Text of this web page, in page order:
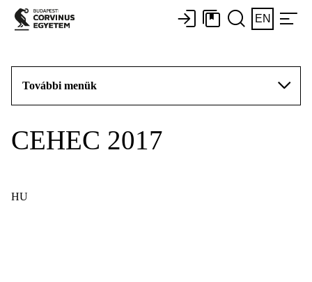
EN
További menük
CEHEC 2017
HU